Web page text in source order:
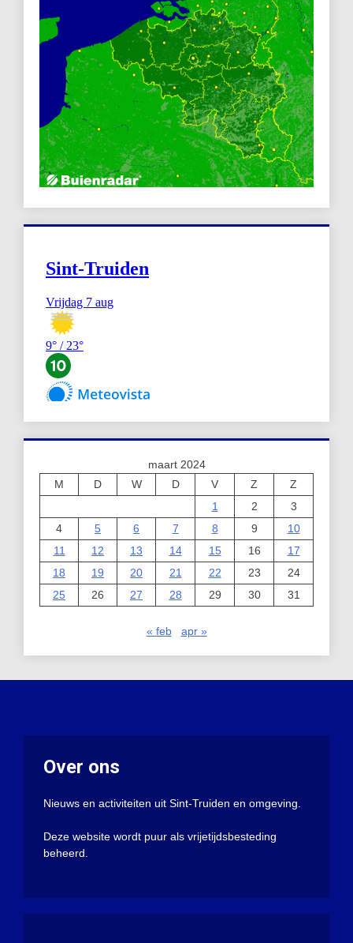
maart 2024
M
D W D V Z
Z
1
2
3
4
5 6 7 8 9
10
11
12 13 14 15 16
17
18
19 20 21 22 23
24
25
26 27 28 29 30 31
« feb apr »
Over ons
Nieuws en activiteiten uit Sint-Truiden en omgeving.
Deze website wordt puur als vrijetijdsbesteding
beheerd.